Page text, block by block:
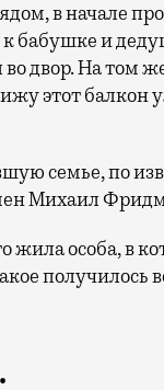
в начале
к бабушке и
двор. На том
этот балкон
семье, по
Михаил
жила особа, в
получилось